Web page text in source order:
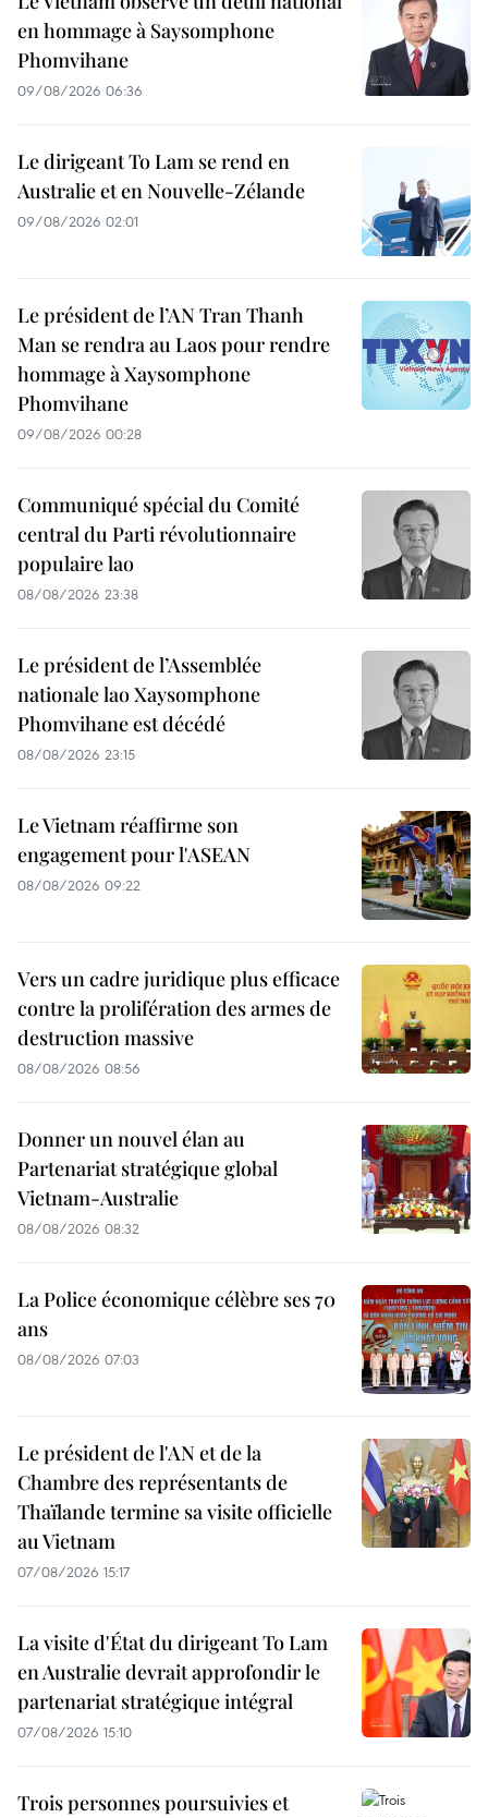
en hommage à Saysomphone
Phomvihane
09/08/2026 06:36
Le dirigeant To Lam se rend en
Australie et en Nouvelle-Zélande
09/08/2026 02:01
Le président de l’AN Tran Thanh
Man se rendra au Laos pour rendre
hommage à Xaysomphone
Phomvihane
09/08/2026 00:28
Communiqué spécial du Comité
central du Parti révolutionnaire
populaire lao
08/08/2026 23:38
Le président de l’Assemblée
nationale lao Xaysomphone
Phomvihane est décédé
08/08/2026 23:15
Le Vietnam réaffirme son
engagement pour l'ASEAN
08/08/2026 09:22
Vers un cadre juridique plus efficace
contre la prolifération des armes de
destruction massive
08/08/2026 08:56
Donner un nouvel élan au
Partenariat stratégique global
Vietnam-Australie
08/08/2026 08:32
La Police économique célèbre ses 70
ans
08/08/2026 07:03
Le président de l'AN et de la
Chambre des représentants de
Thaïlande termine sa visite officielle
au Vietnam
07/08/2026 15:17
La visite d'État du dirigeant To Lam
en Australie devrait approfondir le
partenariat stratégique intégral
07/08/2026 15:10
Trois personnes poursuivies et